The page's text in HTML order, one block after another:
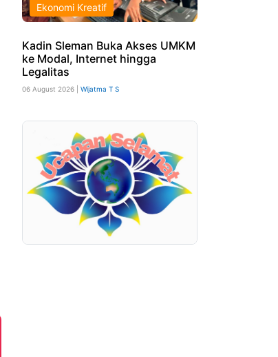
Ekonomi Kreatif
Kadin Sleman Buka Akses UMKM
ke Modal, Internet hingga
Legalitas
06 August 2026 | Wijatma T S